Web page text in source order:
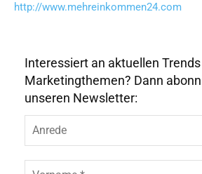
http://www.mehreinkommen24.com
Interessiert an aktuellen
Marketingthemen? Dann
unseren Newsletter: